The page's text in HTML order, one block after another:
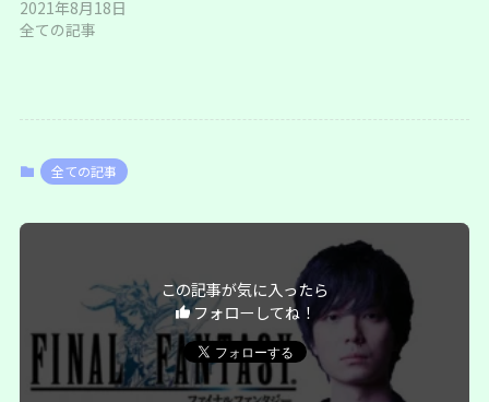
2021年8月18日
全ての記事
全ての記事
この記事が気に入ったら
フォローしてね！